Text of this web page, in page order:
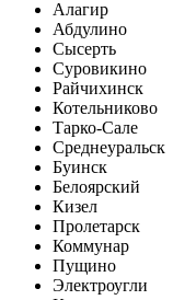
Алагир
Абдулино
Сысерть
Суровикино
Райчихинск
Котельниково
Тарко-Сале
Среднеуральск
Буинск
Белоярский
Кизел
Пролетарск
Коммунар
Пущино
Электроугли